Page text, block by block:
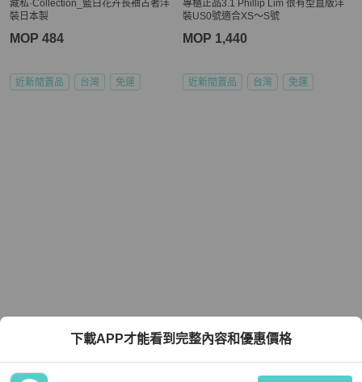
藏私·Collection_藍白花卉長袖古著洋
裝日本製
MOP 484
近新閒置品 台灣 免運
專櫃正品3.1 Phillip Lim 很有型直版洋
裝US0號適合XS～S號
MOP 1,440
近新閒置品 台灣 免運
下載APP才能看到完整內容和優惠價格